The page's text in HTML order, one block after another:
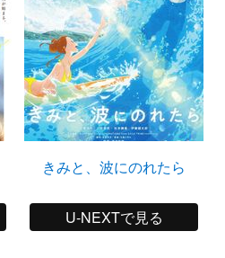
きみと、波にのれたら
U-NEXTで見る